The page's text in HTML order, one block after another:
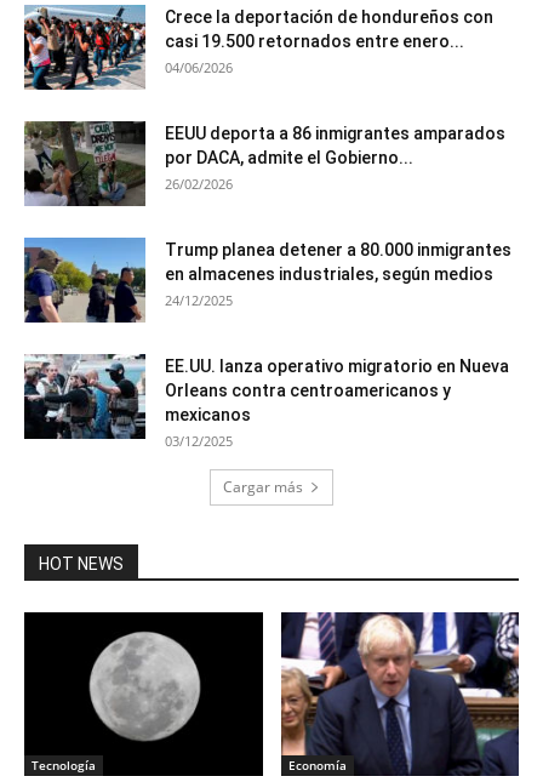
Crece la deportación de hondureños con
casi 19.500 retornados entre enero...
04/06/2026
EEUU deporta a 86 inmigrantes amparados
por DACA, admite el Gobierno...
26/02/2026
Trump planea detener a 80.000 inmigrantes
en almacenes industriales, según medios
24/12/2025
EE.UU. lanza operativo migratorio en Nueva
Orleans contra centroamericanos y
mexicanos
03/12/2025
Cargar más
HOT NEWS
Tecnología Economía